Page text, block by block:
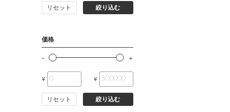
リセット 絞り込む
価格
¥ ¥
リセット 絞り込む